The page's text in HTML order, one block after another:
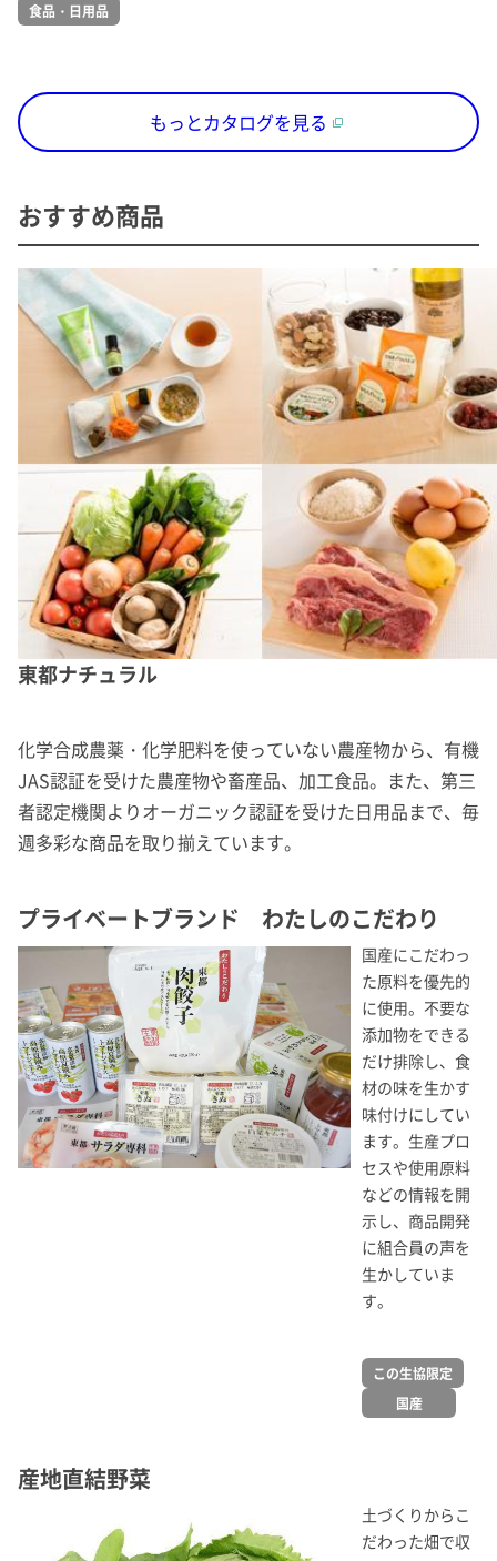
食品・日用品
もっとカタログを見る
おすすめ商品
東都ナチュラル
化学合成農薬・化学肥料を使っていない農産物から、有機
JAS認証を受けた農産物や畜産品、加工食品。また、第三
者認定機関よりオーガニック認証を受けた日用品まで、毎
週多彩な商品を取り揃えています。
プライベートブランド わたしのこだわり
国産にこだわっ
た原料を優先的
に使用。不要な
添加物をできる
だけ排除し、食
材の味を生かす
味付けにしてい
ます。生産プロ
セスや使用原料
などの情報を開
示し、商品開発
に組合員の声を
生かしていま
す。
この生協限定
国産
産地直結野菜
土づくりからこ
だわった畑で収